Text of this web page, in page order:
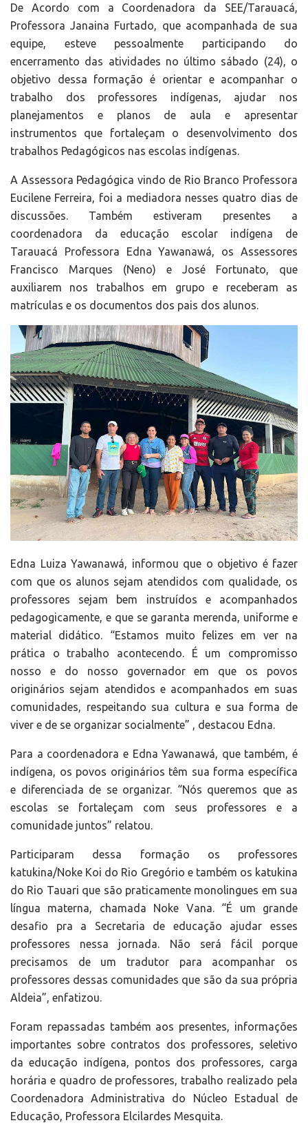
De Acordo com a Coordenadora da SEE/Tarauacá,
Professora Janaina Furtado, que acompanhada de sua
equipe, esteve pessoalmente participando do
encerramento das atividades no último sábado (24), o
objetivo dessa formação é orientar e acompanhar o
trabalho dos professores indígenas, ajudar nos
planejamentos e planos de aula e apresentar
instrumentos que fortaleçam o desenvolvimento dos
trabalhos Pedagógicos nas escolas indígenas.
A Assessora Pedagógica vindo de Rio Branco Professora
Eucilene Ferreira, foi a mediadora nesses quatro dias de
discussões. Também estiveram presentes a
coordenadora da educação escolar indígena de
Tarauacá Professora Edna Yawanawá, os Assessores
Francisco Marques (Neno) e José Fortunato, que
auxiliarem nos trabalhos em grupo e receberam as
matrículas e os documentos dos pais dos alunos.
Edna Luiza Yawanawá, informou que o objetivo é fazer
com que os alunos sejam atendidos com qualidade, os
professores sejam bem instruídos e acompanhados
pedagogicamente, e que se garanta merenda, uniforme e
material didático. “Estamos muito felizes em ver na
prática o trabalho acontecendo. É um compromisso
nosso e do nosso governador em que os povos
originários sejam atendidos e acompanhados em suas
comunidades, respeitando sua cultura e sua forma de
viver e de se organizar socialmente” , destacou Edna.
Para a coordenadora e Edna Yawanawá, que também, é
indígena, os povos originários têm sua forma específica
e diferenciada de se organizar. “Nós queremos que as
escolas se fortaleçam com seus professores e a
comunidade juntos” relatou.
Participaram dessa formação os professores
katukina/Noke Koi do Rio Gregório e também os katukina
do Rio Tauari que são praticamente monolingues em sua
língua materna, chamada Noke Vana. “É um grande
desafio pra a Secretaria de educação ajudar esses
professores nessa jornada. Não será fácil porque
precisamos de um tradutor para acompanhar os
professores dessas comunidades que são da sua própria
Aldeia”, enfatizou.
Foram repassadas também aos presentes, informações
importantes sobre contratos dos professores, seletivo
da educação indígena, pontos dos professores, carga
horária e quadro de professores, trabalho realizado pela
Coordenadora Administrativa do Núcleo Estadual de
Educação, Professora Elcilardes Mesquita.